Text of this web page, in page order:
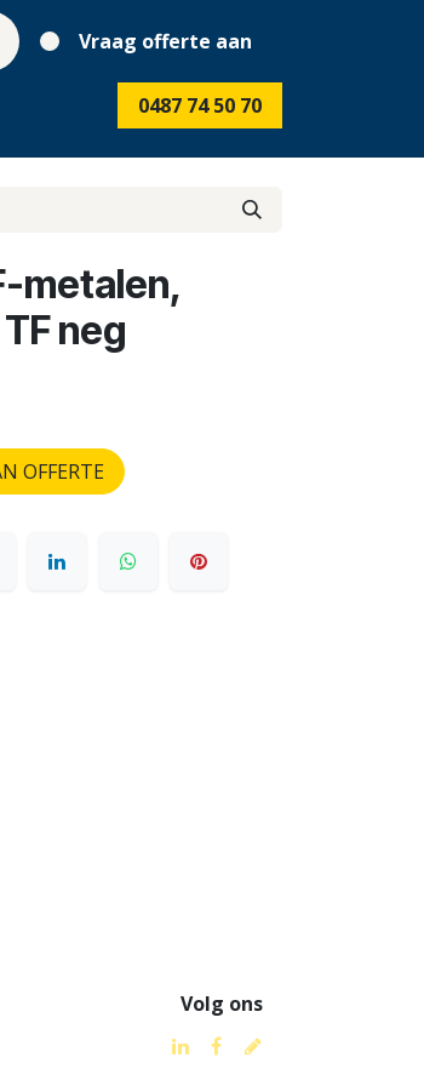
Vraag offerte aan
0487 74 50 70
metalen,
neg
OFFERTE
Volg ons